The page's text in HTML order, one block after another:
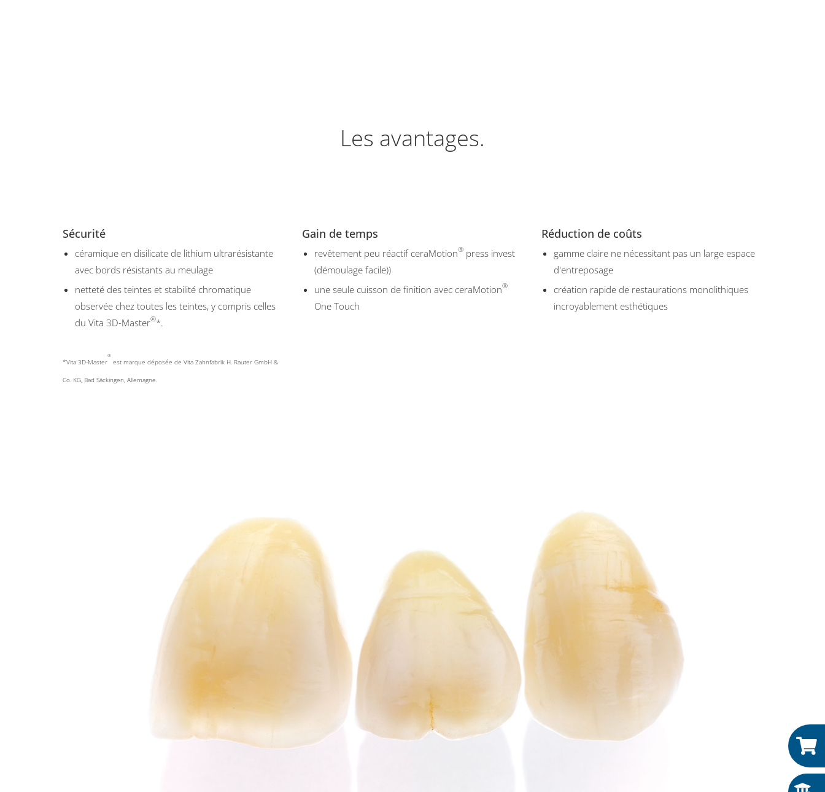
Les avantages.
Sécurité
céramique en disilicate de lithium ultrarésistante
avec bords résistants au meulage
netteté des teintes et stabilité chromatique
observée chez toutes les teintes, y compris celles
du Vita 3D-Master®*.
*Vita 3D-Master
®
est marque déposée de Vita Zahnfabrik H. Rauter GmbH &
Co. KG, Bad Säckingen, Allemagne.
Gain de temps
revêtement peu réactif ceraMotion® press invest
(démoulage facile))
une seule cuisson de finition avec ceraMotion®
One Touch
Réduction de coûts
gamme claire ne nécessitant pas un large espace
d'entreposage
création rapide de restaurations monolithiques
incroyablement esthétiques